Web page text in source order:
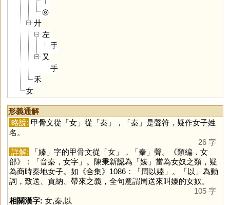
◎
廾
左
手
又
手
禾
女
形義通解
略說: 甲骨文從「 女」從「 秦 」，「 秦 」是聲符，疑作女子姓
名。
26 字
詳解: 「 嫀 」字的甲骨文從「 女」，「 秦 」聲。《類編．女
部》：「音秦，女字」。陳秉新認為「 嫀 」當為女奴之類，疑
為商時秦地女子。如《合集》1086：「周以嫀」。「 以 」為動
詞，致送、貢納、帶來之義，全句意謂周送來叫嫀的女奴。
105 字
相關漢字: 女,秦,以